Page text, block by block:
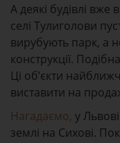
А деякі будівлі вже
селі Тулиголови
вирубують парк, а
конструкції.
Ці об’єкти
виставити на
Нагадаємо, у
землі на Сихові.